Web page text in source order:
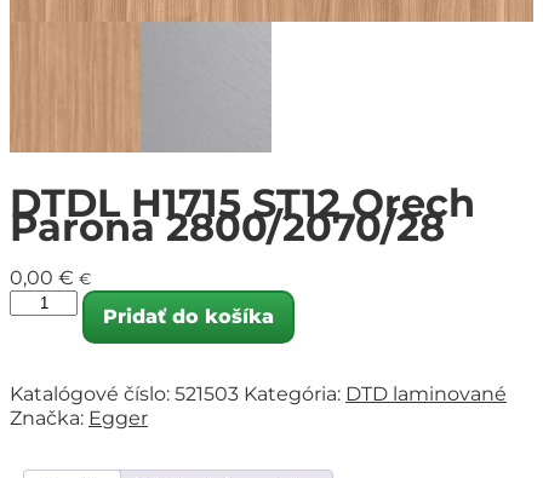
DTDL H1715 ST12 Orech
Parona 2800/2070/28
0,00 € €
Pridať do košíka
Katalógové číslo: 521503 Kategória: DTD laminované
Značka: Egger